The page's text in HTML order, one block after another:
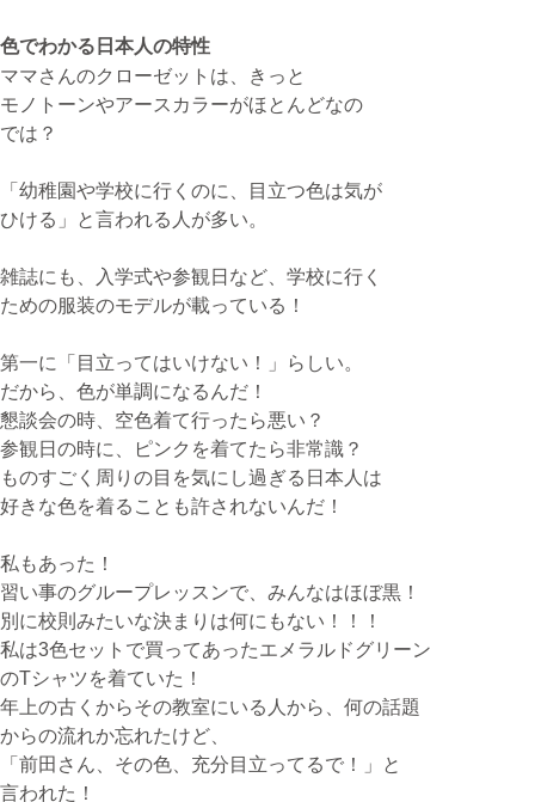
桂のブログ
TEL
073-454-9137
090-4764-9331
ピアノ教室について
携帯
080-3853-1074
色でわかる日本人の特性
ママさんのクローゼットは、きっと
モノトーンやアースカラーがほとんどなの
では？
「幼稚園や学校に行くのに、目立つ色は気が
ひける」と言われる人が多い。
雑誌にも、入学式や参観日など、学校に行く
ための服装のモデルが載っている！
第一に「目立ってはいけない！」らしい。
だから、色が単調になるんだ！
懇談会の時、空色着て行ったら悪い？
参観日の時に、ピンクを着てたら非常識？
ものすごく周りの目を気にし過ぎる日本人は
好きな色を着ることも許されないんだ！
私もあった！
習い事のグループレッスンで、みんなはほぼ黒！
別に校則みたいな決まりは何にもない！！！
私は3色セットで買ってあったエメラルドグリーン
のTシャツを着ていた！
年上の古くからその教室にいる人から、何の話題
からの流れか忘れたけど、
「前田さん、その色、充分目立ってるで！」と
言われた！